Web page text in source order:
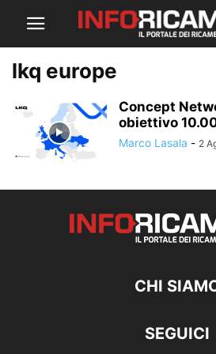
lkq europe
Concept
obiettivo
Marco Lasala - 2
CHI
SEGUICI